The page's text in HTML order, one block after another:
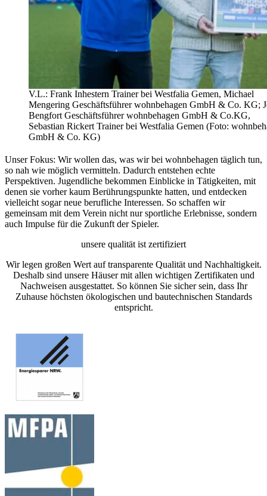
V.L.: Frank Inhestern Trainer bei Westfalia Gemen, Michael
Mengering Geschäftsführer wohnbehagen GmbH & Co. KG;
Bengfort Geschäftsführer wohnbehagen GmbH & Co.KG,
Sebastian Rickert Trainer bei Westfalia Gemen (Foto:
GmbH & Co. KG)
Unser Fokus: Wir wollen das, was wir bei wohnbehagen täglich tun,
so nah wie möglich vermitteln. Dadurch entstehen echte
Perspektiven. Jugendliche bekommen Einblicke in Tätigkeiten, mit
denen sie vorher kaum Berührungspunkte hatten, und entdecken
vielleicht sogar neue berufliche Interessen. So schaffen wir
gemeinsam mit dem Verein nicht nur sportliche Erlebnisse, sondern
auch Impulse für die Zukunft der Spieler.
unsere qualität ist zertifiziert
Wir legen großen Wert auf transparente Qualität und Nachhaltigkeit.
Deshalb sind unsere Häuser mit allen wichtigen Zertifikaten und
Nachweisen ausgestattet. So können Sie sicher sein, dass Ihr
Zuhause höchsten ökologischen und bautechnischen Standards
entspricht.